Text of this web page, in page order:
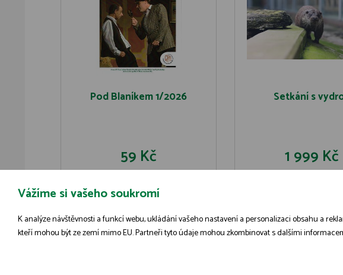
Pod Blaníkem 1/2026
59 Kč
DETAIL DO KOŠÍKU
Setkání s
1 999 Kč
Vážíme si vašeho soukromí
K analýze návštěvnosti a funkcí webu, ukládání vašeho nastavení a personalizaci obsahu a
kteří mohou být ze zemí mimo EU. Partneři tyto údaje mohou zkombinovat s dalšími